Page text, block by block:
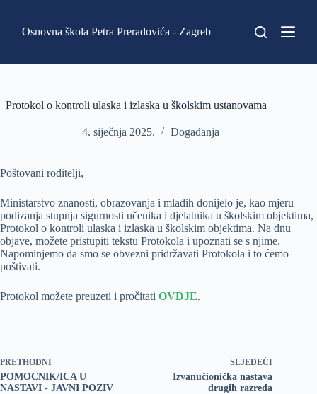
k
i
d
r
a
j
Osnovna škola Petra Preradovića - Zagreb
Protokol o kontroli ulaska i izlaska u školskim ustanovama
4. siječnja 2025. Događanja
Poštovani roditelji,
Ministarstvo znanosti, obrazovanja i mladih donijelo je, kao mjeru
podizanja stupnja sigurnosti učenika i djelatnika u školskim objektima,
Protokol o kontroli ulaska i izlaska u školskim objektima. Na dnu
objave, možete pristupiti tekstu Protokola i upoznati se s njime.
Napominjemo da smo se obvezni pridržavati Protokola i to ćemo
poštivati.
Protokol možete preuzeti i pročitati OVDJE.
PRETHODNI
POMOĆNIK/ICA U
NASTAVI - JAVNI POZIV
SLJEDEĆI
Izvanučionička nastava
drugih razreda